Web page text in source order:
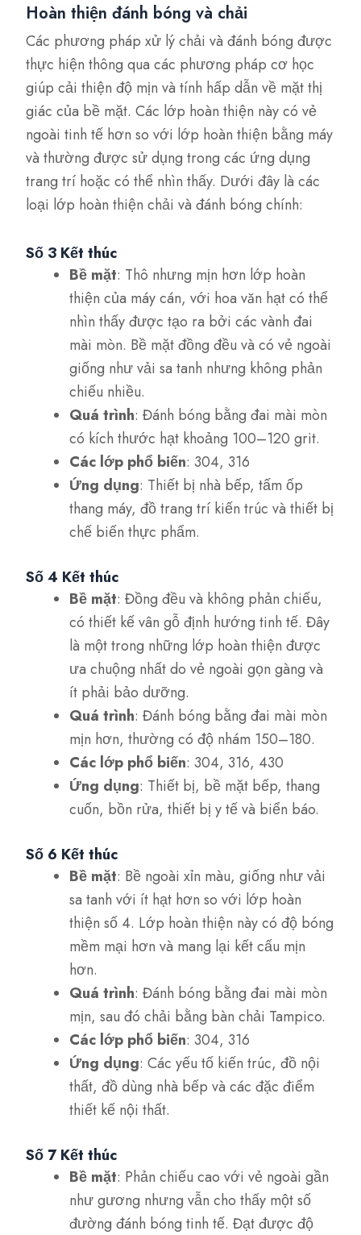
Hoàn thiện đánh bóng và chải
Các phương pháp xử lý chải và đánh bóng được
thực hiện thông qua các phương pháp cơ học
giúp cải thiện độ mịn và tính hấp dẫn về mặt thị
giác của bề mặt. Các lớp hoàn thiện này có vẻ
ngoài tinh tế hơn so với lớp hoàn thiện bằng máy
và thường được sử dụng trong các ứng dụng
trang trí hoặc có thể nhìn thấy. Dưới đây là các
loại lớp hoàn thiện chải và đánh bóng chính:
Số 3 Kết thúc
Bề mặt: Thô nhưng mịn hơn lớp hoàn
thiện của máy cán, với hoa văn hạt có thể
nhìn thấy được tạo ra bởi các vành đai
mài mòn. Bề mặt đồng đều và có vẻ ngoài
giống như vải sa tanh nhưng không phản
chiếu nhiều.
Quá trình: Đánh bóng bằng đai mài mòn
có kích thước hạt khoảng 100–120 grit.
Các lớp phổ biến: 304, 316
Ứng dụng: Thiết bị nhà bếp, tấm ốp
thang máy, đồ trang trí kiến trúc và thiết bị
chế biến thực phẩm.
Số 4 Kết thúc
Bề mặt: Đồng đều và không phản chiếu,
có thiết kế vân gỗ định hướng tinh tế. Đây
là một trong những lớp hoàn thiện được
ưa chuộng nhất do vẻ ngoài gọn gàng và
ít phải bảo dưỡng.
Quá trình: Đánh bóng bằng đai mài mòn
mịn hơn, thường có độ nhám 150–180.
Các lớp phổ biến: 304, 316, 430
Ứng dụng: Thiết bị, bề mặt bếp, thang
cuốn, bồn rửa, thiết bị y tế và biển báo.
Số 6 Kết thúc
Bề mặt: Bề ngoài xỉn màu, giống như vải
sa tanh với ít hạt hơn so với lớp hoàn
thiện số 4. Lớp hoàn thiện này có độ bóng
mềm mại hơn và mang lại kết cấu mịn
hơn.
Quá trình: Đánh bóng bằng đai mài mòn
mịn, sau đó chải bằng bàn chải Tampico.
Các lớp phổ biến: 304, 316
Ứng dụng: Các yếu tố kiến trúc, đồ nội
thất, đồ dùng nhà bếp và các đặc điểm
thiết kế nội thất.
Số 7 Kết thúc
Bề mặt: Phản chiếu cao với vẻ ngoài gần
như gương nhưng vẫn cho thấy một số
đường đánh bóng tinh tế. Đạt được độ